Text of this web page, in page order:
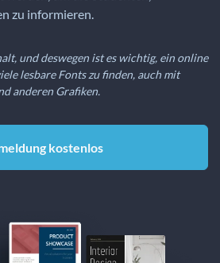
zu informieren.
und deswegen ist es wichtig, ein online
lesbare Fonts zu finden, auch mit
anderen Grafiken.
kostenlos